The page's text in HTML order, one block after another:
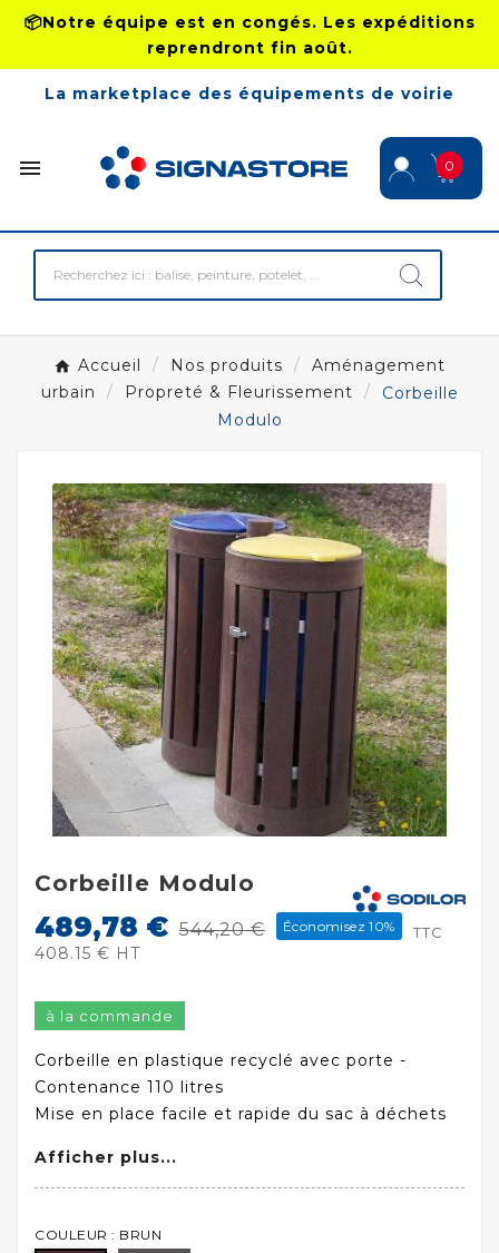
📦Notre équipe est en congés. Les expéditions
reprendront fin août.
La marketplace des équipements de voirie
 0
Accueil Nos produits
Aménagement
urbain
Propreté & Fleurissement
Corbeille
Modulo
Corbeille Modulo
489,78 € 544,20 € Économisez 10% TTC
408.15 € HT
à la commande
Corbeille en plastique recyclé avec porte -
Contenance 110 litres
Mise en place facile et rapide du sac à déchets
Afficher plus...
COULEUR : BRUN